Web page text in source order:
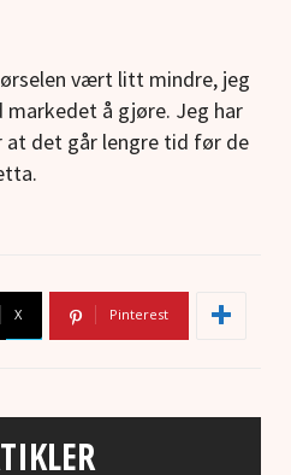
vært litt mindre, jeg
å gjøre. Jeg har
at det går lengre tid før de
X Pinterest